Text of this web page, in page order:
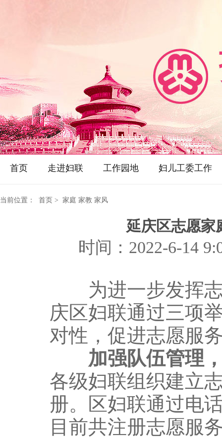
首页 走进妇联 工作园地 妇儿工委工作
当前位置： 首页 > 家庭 家教 家风
延庆区志愿家
时间：2022-6-14
为进一步发挥志
庆区妇联通过三项
对性，促进志愿服
加强队伍管理
各级妇联组织建立
册。区妇联通过电
目前共注册志愿服